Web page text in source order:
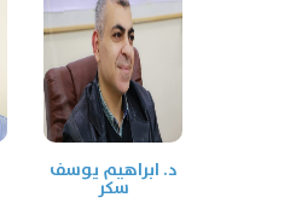
د. ابراهيم يوسف
سكر